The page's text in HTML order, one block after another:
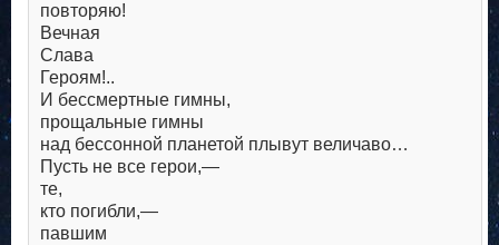
повторяю!
Вечная
Слава
Героям!..
И бессмертные гимны,
прощальные гимны
над бессонной планетой плывут величаво…
Пусть не все герои,—
те,
кто погибли,—
павшим